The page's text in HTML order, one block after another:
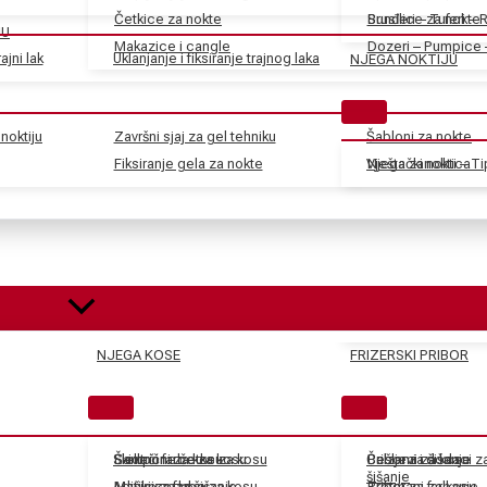
lak Uklanjanje i fiksiranje trajnog laka
Završni sjaj za gel tehniku
Fiksiranje gela za nokte
Šabloni za nokte
Vještački nokti –
Četkice za nokte
Makazice i cangle
Sunđeri – Tuferi –
Dozeri – Pumpice
Brusilice za nokte
NJEGA NOKTIJU
Njega zanoktica
Skidači farbe za kosu
Električne četke za kosu
Češljevi i dodaci
šišanje
NJEGA KOSE
Šamponi za kosu
Balzami za kosu
FRIZERSKI PRIBOR
Pribor za šišanje